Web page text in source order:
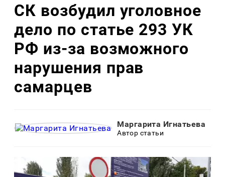
СК возбудил уголовное
дело по статье 293 УК
РФ из-за возможного
нарушения прав
самарцев
Маргарита Игнатьева
Автор статьи